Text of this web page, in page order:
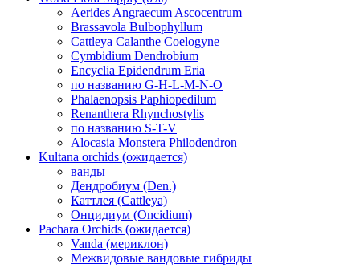
Aerides Angraecum Ascocentrum
Brassavola Bulbophyllum
Cattleya Calanthe Coelogyne
Cymbidium Dendrobium
Encyclia Epidendrum Eria
по названию G-H-L-M-N-O
Phalaenopsis Paphiopedilum
Renanthera Rhynchostylis
по названию S-T-V
Alocasia Monstera Philodendron
Kultana orchids (ожидается)
ванды
Дендробиум (Den.)
Каттлея (Cattleya)
Онцидиум (Oncidium)
Pachara Orchids (ожидается)
Vanda (мериклон)
Межвидовые вандовые гибриды